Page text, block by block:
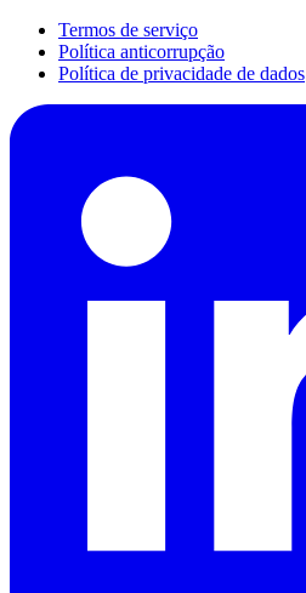
Termos de serviço
Política anticorrupção
Política de privacidade de dados